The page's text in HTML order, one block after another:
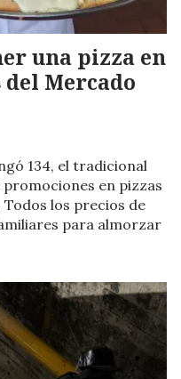
una pizza en
Mercado
134, el tradicional
en pizzas
Todos los precios de
para almorzar